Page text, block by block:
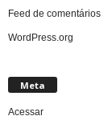
Feed de comentários
WordPress.org
Meta
Acessar